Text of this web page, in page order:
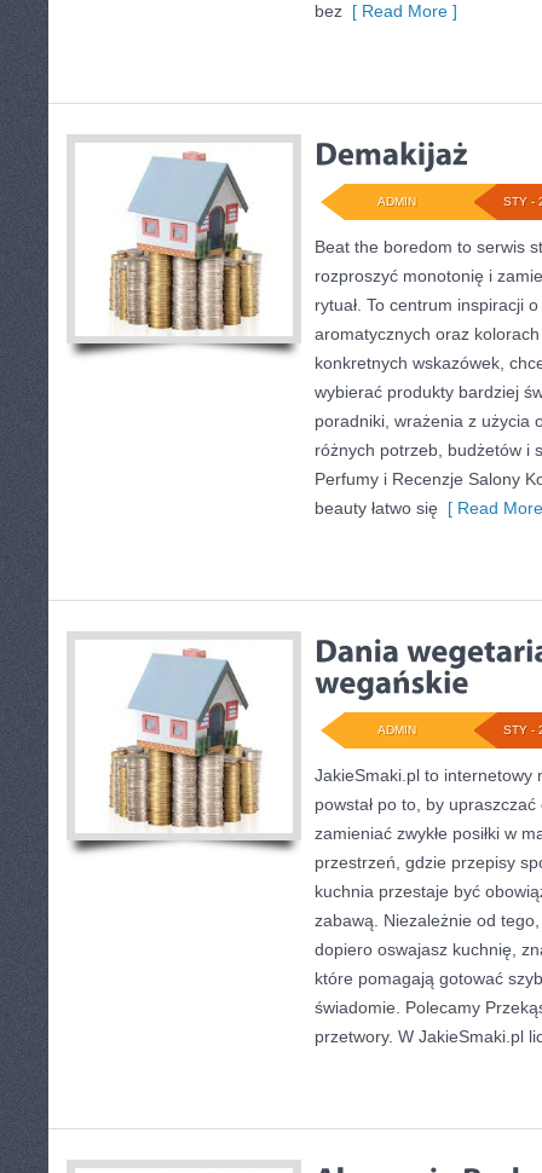
bez [ Read More ]
STY -
ADMIN
Beat the boredom to serwis
rozproszyć monotonię i
rytuał. To centrum inspiracji
aromatycznych oraz
konkretnych wskazówek,
wybierać produkty bardziej
poradniki, wrażenia z użycia
różnych potrzeb, budżetów i
Perfumy i Recenzje Salony
beauty łatwo się [ Read
STY -
ADMIN
JakieSmaki.pl to internetowy
powstał po to, by
zamieniać zwykłe posiłki w
przestrzeń, gdzie przepisy
kuchnia przestaje być
zabawą. Niezależnie od
dopiero oswajasz kuchnię,
które pomagają gotować
świadomie. Polecamy
przetwory. W JakieSmaki.pl